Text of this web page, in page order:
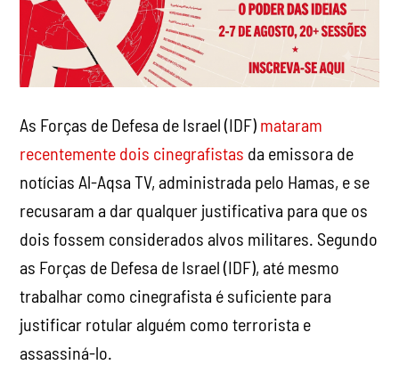
As Forças de Defesa de Israel (IDF) mataram
recentemente dois cinegrafistas da emissora de
notícias Al-Aqsa TV, administrada pelo Hamas, e se
recusaram a dar qualquer justificativa para que os
dois fossem considerados alvos militares. Segundo
as Forças de Defesa de Israel (IDF), até mesmo
trabalhar como cinegrafista é suficiente para
justificar rotular alguém como terrorista e
assassiná-lo.